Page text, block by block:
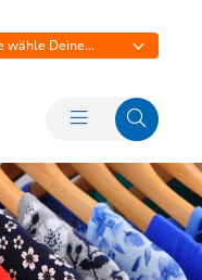
wähle Deine